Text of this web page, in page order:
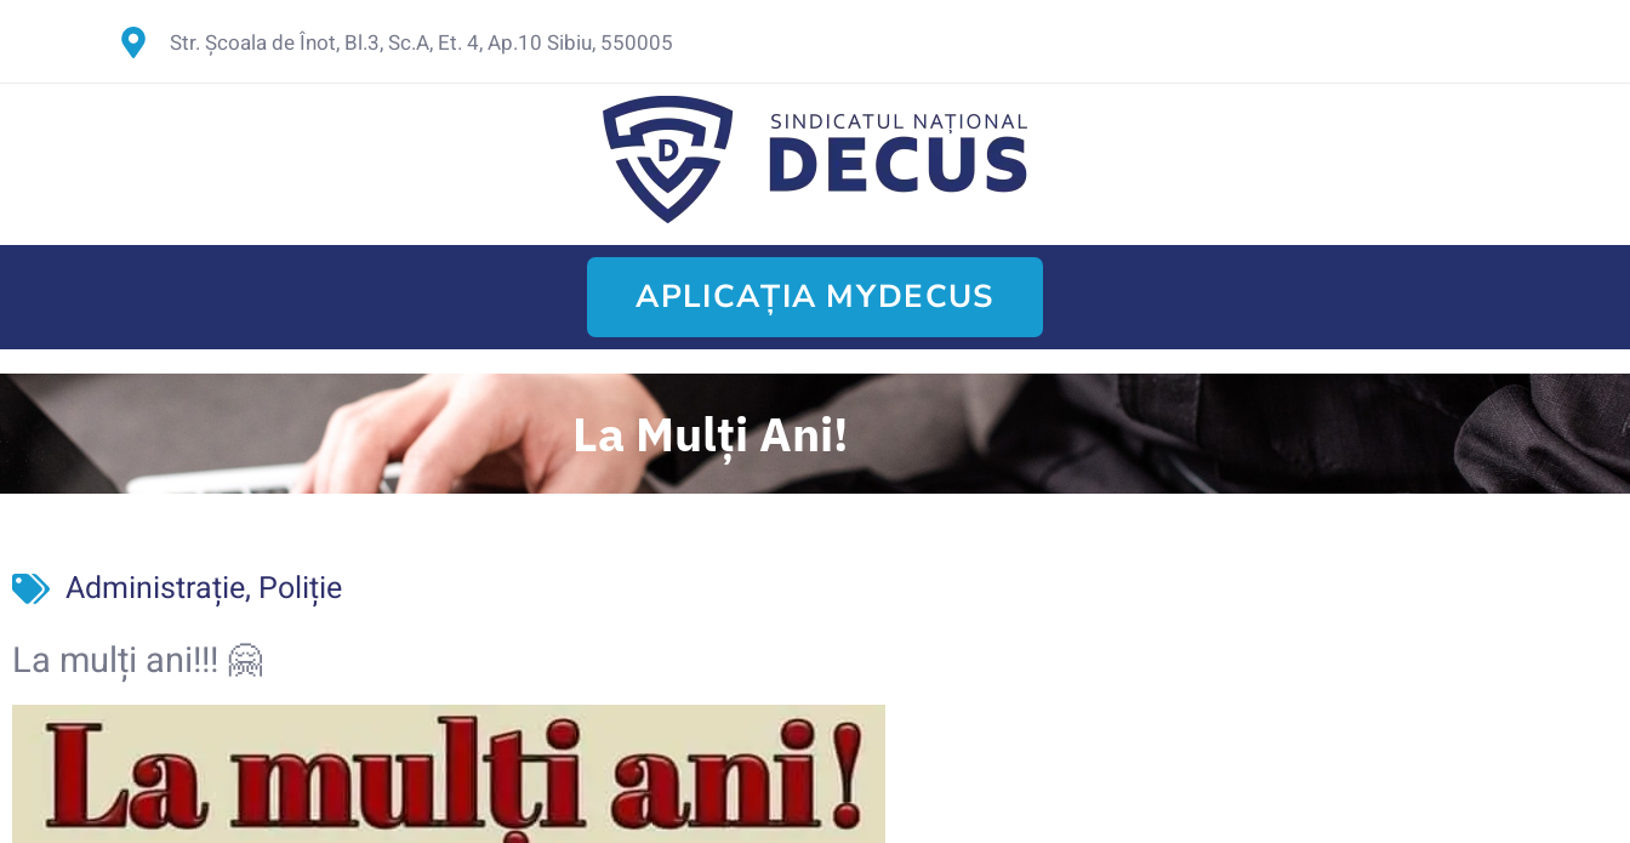
Str. Școala de Înot, Bl.3, Sc.A, Et. 4, Ap.10 Sibiu, 550005
APLICAȚIA MYDECUS
La Mulți Ani!
Administrație, Poliție
La mulți ani!!! 🤗